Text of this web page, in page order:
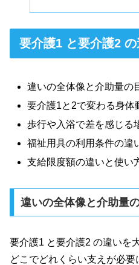
要介護1 と要介護2
違いの全体像と介助量の
要介護1と2で変わる身体
歩行や入浴で差を感じる
福祉用具の利用条件の違
支給限度額の違いと使い
違いの全体像と介助量
要介護1 と要介護2 の違いを
どこでどれくらい支えが必